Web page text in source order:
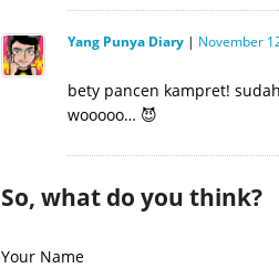
Yang Punya Diary | November
bety pancen kampret!
wooooo… 😈
So, what do you think?
Your Name